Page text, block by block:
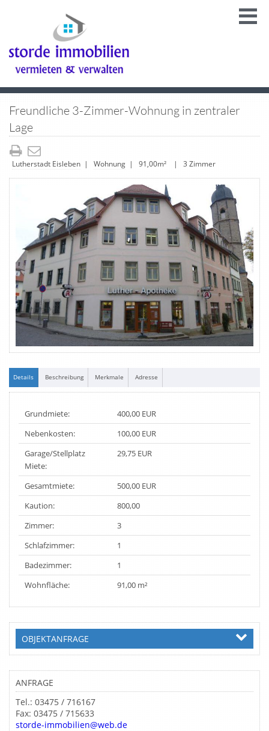
Freundliche 3-Zimmer-Wohnung in zentraler
Lage
Lutherstadt Eisleben | Wohnung | 91,00m² | 3 Zimmer
Details Beschreibung Merkmale Adresse
Grundmiete:
400,00 EUR
Nebenkosten:
100,00 EUR
Garage/Stellplatz
Miete:
29,75 EUR
Gesamtmiete:
500,00 EUR
Kaution:
800,00
Zimmer:
3
Schlafzimmer:
1
Badezimmer:
1
Wohnfläche:
91,00 m²
OBJEKTANFRAGE
ANFRAGE
Tel.: 03475 / 716167
Fax: 03475 / 715633
storde-immobilien@web.de